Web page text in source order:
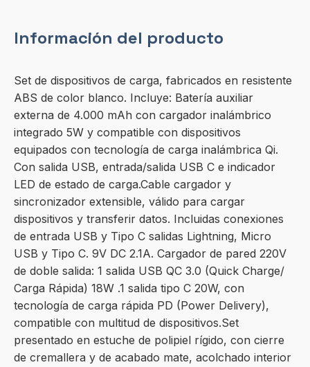
Información del producto
Set de dispositivos de carga, fabricados en resistente
ABS de color blanco. Incluye: Batería auxiliar
externa de 4.000 mAh con cargador inalámbrico
integrado 5W y compatible con dispositivos
equipados con tecnología de carga inalámbrica Qi.
Con salida USB, entrada/salida USB C e indicador
LED de estado de carga.Cable cargador y
sincronizador extensible, válido para cargar
dispositivos y transferir datos. Incluidas conexiones
de entrada USB y Tipo C salidas Lightning, Micro
USB y Tipo C. 9V DC 2.1A. Cargador de pared 220V
de doble salida: 1 salida USB QC 3.0 (Quick Charge/
Carga Rápida) 18W .1 salida tipo C 20W, con
tecnología de carga rápida PD (Power Delivery),
compatible con multitud de dispositivos.Set
presentado en estuche de polipiel rígido, con cierre
de cremallera y de acabado mate, acolchado interior